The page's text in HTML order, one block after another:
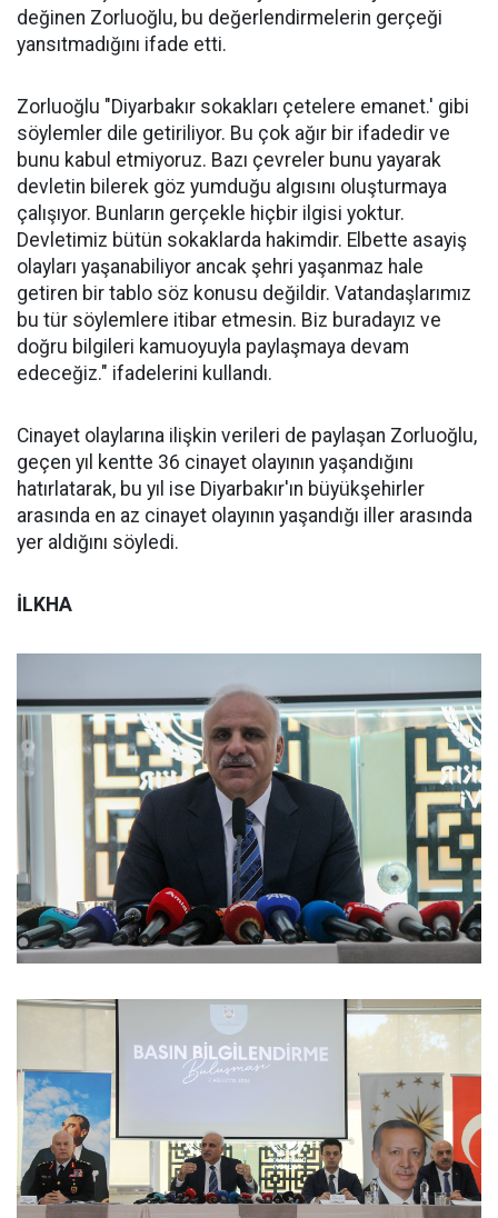
değinen Zorluoğlu, bu değerlendirmelerin gerçeği
yansıtmadığını ifade etti.
Zorluoğlu "Diyarbakır sokakları çetelere emanet.' gibi
söylemler dile getiriliyor. Bu çok ağır bir ifadedir ve
bunu kabul etmiyoruz. Bazı çevreler bunu yayarak
devletin bilerek göz yumduğu algısını oluşturmaya
çalışıyor. Bunların gerçekle hiçbir ilgisi yoktur.
Devletimiz bütün sokaklarda hakimdir. Elbette asayiş
olayları yaşanabiliyor ancak şehri yaşanmaz hale
getiren bir tablo söz konusu değildir. Vatandaşlarımız
bu tür söylemlere itibar etmesin. Biz buradayız ve
doğru bilgileri kamuoyuyla paylaşmaya devam
edeceğiz." ifadelerini kullandı.
Cinayet olaylarına ilişkin verileri de paylaşan Zorluoğlu,
geçen yıl kentte 36 cinayet olayının yaşandığını
hatırlatarak, bu yıl ise Diyarbakır'ın büyükşehirler
arasında en az cinayet olayının yaşandığı iller arasında
yer aldığını söyledi.
İLKHA